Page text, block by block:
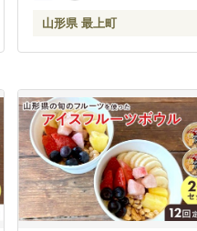
山形県 最上町